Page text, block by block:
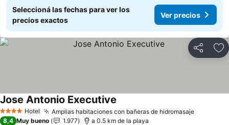
Seleccioná las fechas para ver los
precios exactos
Ver precios
Compartir
4 EstrellasHotel Amplias habitaciones con bañeras de hidromasaje
Jose Antonio Executive
8,4 Muy bueno 1.977 a 0.5 km de la playa